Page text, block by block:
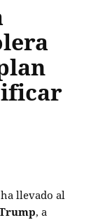
ha llevado al
, a